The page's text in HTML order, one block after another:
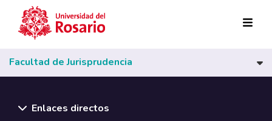
Pasar al contenido principal
Facultad de Jurisprudencia
Enlaces directos